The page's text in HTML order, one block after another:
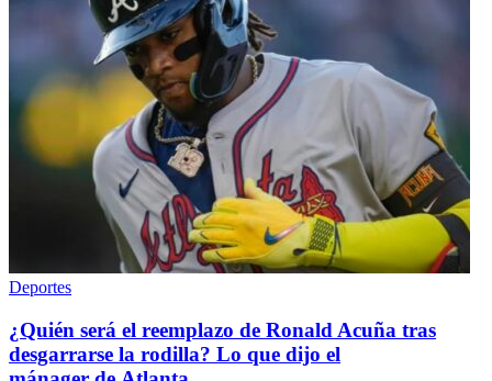
Deportes
¿Quién será el reemplazo de Ronald Acuña tras
desgarrarse la rodilla? Lo que dijo el